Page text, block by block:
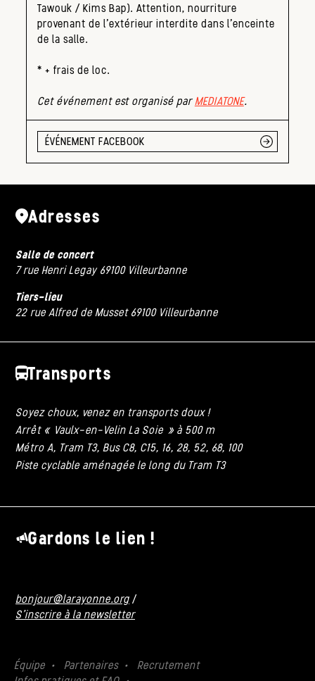
Tawouk / Kims Bap). Attention, nourriture
provenant de l’extérieur interdite dans l’enceinte
de la salle.
* + frais de loc.
Cet événement est organisé parMEDIATONE.
ÉVÉNEMENT FACEBOOK
Adresses
Salle de concert
7 rue Henri Legay 69100 Villeurbanne
Tiers-lieu
22 rue Alfred de Musset 69100 Villeurbanne
Transports
Soyez choux, venez en transports doux !
Arrêt « Vaulx-en-Velin La Soie » à 500 m
Métro A, Tram T3, Bus C8, C15, 16, 28, 52, 68, 100
Piste cyclable aménagée le long du Tram T3
Gardons le lien !
bonjour@larayonne.org /
S'inscrire à la newsletter
Équipe Partenaires
Recrutement